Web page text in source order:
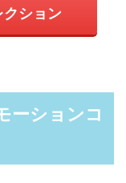
クション
ーションコ